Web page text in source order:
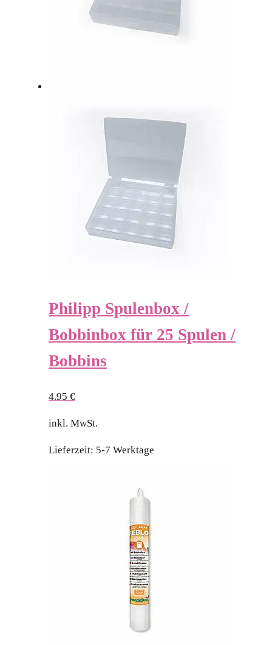
Philipp Spulenbox /
Bobbinbox für 25 Spulen /
Bobbins
4.95 €
inkl. MwSt.
Lieferzeit: 5-7 Werktage